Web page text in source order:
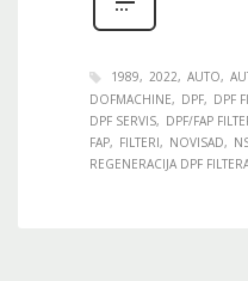
1989 2022 AUTO
DOFMACHINE
DPF DPF
DPF SERVIS
DPF/FAP
FAP
FILTERI NOVISAD
REGENERACIJA DPF